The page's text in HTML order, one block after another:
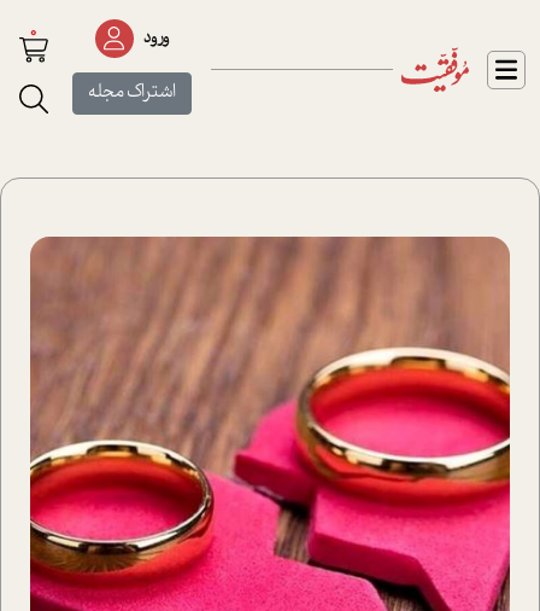
ورود
اشتراک مجله
0